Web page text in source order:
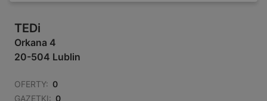
TEDi
Orkana 4
20-504 Lublin
OFERTY: 0
GAZETKI: 0